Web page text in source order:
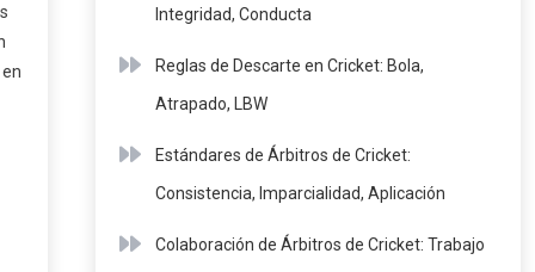
Integridad, Conducta
Reglas de Descarte en Cricket: Bola,
Atrapado, LBW
Estándares de Árbitros de Cricket:
Consistencia, Imparcialidad, Aplicación
Colaboración de Árbitros de Cricket: Trabajo